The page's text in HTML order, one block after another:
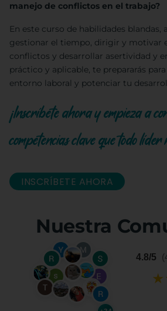
manejo de conflictos en el trabajo?
En este curso de habilidades blandas,
gestionar el tiempo, dirigir y motivar
conflictos y desarrollar asertividad y
práctico y aplicable, te prepararás
entorno laboral y potenciar tu
¡Inscríbete ahora y empieza a
competencias clave que todo líder
INSCRÍBETE AHORA
Nuestra
4.8/5
★